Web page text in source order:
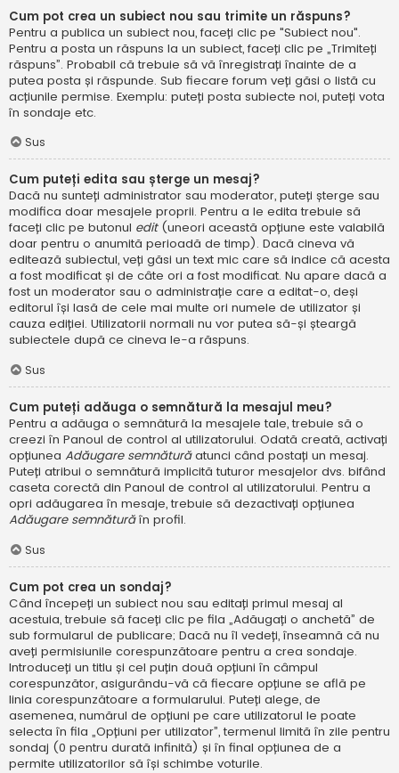
Cum pot crea un subiect nou sau trimite un răspuns?
Pentru a publica un subiect nou, faceți clic pe "Subiect nou".
Pentru a posta un răspuns la un subiect, faceți clic pe „Trimiteți
răspuns”. Probabil că trebuie să vă înregistrați înainte de a
putea posta și răspunde. Sub fiecare forum veți găsi o listă cu
acțiunile permise. Exemplu: puteți posta subiecte noi, puteți vota
în sondaje etc.
Sus
Cum puteți edita sau șterge un mesaj?
Dacă nu sunteți administrator sau moderator, puteți șterge sau
modifica doar mesajele proprii. Pentru a le edita trebuie să
faceți clic pe butonul edit (uneori această opțiune este valabilă
doar pentru o anumită perioadă de timp). Dacă cineva vă
editează subiectul, veți găsi un text mic care să indice că acesta
a fost modificat și de câte ori a fost modificat. Nu apare dacă a
fost un moderator sau o administrație care a editat-o, deși
editorul își lasă de cele mai multe ori numele de utilizator și
cauza ediției. Utilizatorii normali nu vor putea să-și șteargă
subiectele după ce cineva le-a răspuns.
Sus
Cum puteți adăuga o semnătură la mesajul meu?
Pentru a adăuga o semnătură la mesajele tale, trebuie să o
creezi în Panoul de control al utilizatorului. Odată creată, activați
opțiunea Adăugare semnăturăatunci când postați un mesaj.
Puteți atribui o semnătură implicită tuturor mesajelor dvs. bifând
caseta corectă din Panoul de control al utilizatorului. Pentru a
opri adăugarea în mesaje, trebuie să dezactivați opțiunea
Adăugare semnăturăîn profil.
Sus
Cum pot crea un sondaj?
Când începeți un subiect nou sau editați primul mesaj al
acestuia, trebuie să faceți clic pe fila „Adăugați o anchetă” de
sub formularul de publicare; Dacă nu îl vedeți, înseamnă că nu
aveți permisiunile corespunzătoare pentru a crea sondaje.
Introduceți un titlu și cel puțin două opțiuni în câmpul
corespunzător, asigurându-vă că fiecare opțiune se află pe
linia corespunzătoare a formularului. Puteți alege, de
asemenea, numărul de opțiuni pe care utilizatorul le poate
selecta în fila „Opțiuni per utilizator”, termenul limită în zile pentru
sondaj (0 pentru durată infinită) și în final opțiunea de a
permite utilizatorilor să își schimbe voturile.